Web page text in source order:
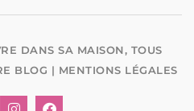
DANS SA MAISON, TOUS
BLOG | MENTIONS LÉGALES